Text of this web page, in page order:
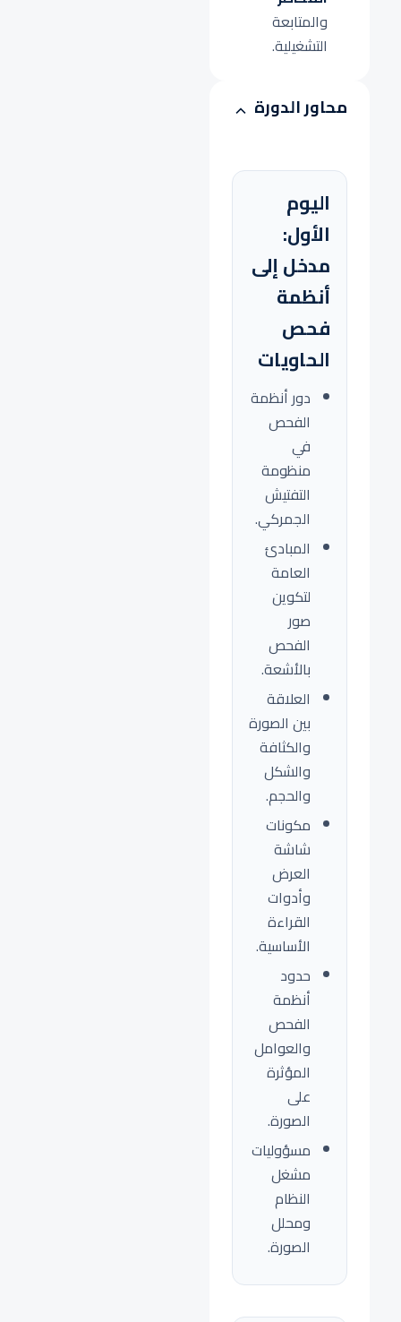
والمتابعة
التشغيلية.
محاور الدورة
اليوم
الأول:
مدخل إلى
أنظمة
فحص
الحاويات
دور أنظمة
الفحص
في
منظومة
التفتيش
الجمركي.
المبادئ
العامة
لتكوين
صور
الفحص
بالأشعة.
العلاقة
بين الصورة
والكثافة
والشكل
والحجم.
مكونات
شاشة
العرض
وأدوات
القراءة
الأساسية.
حدود
أنظمة
الفحص
والعوامل
المؤثرة
على
الصورة.
مسؤوليات
مشغل
النظام
ومحلل
الصورة.